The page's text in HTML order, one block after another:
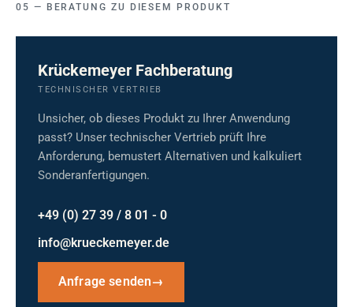
BERATUNG ZU DIESEM PRODUKT
Krückemeyer Fachberatung
TECHNISCHER VERTRIEB
Unsicher, ob dieses Produkt zu Ihrer Anwendung
passt? Unser technischer Vertrieb prüft Ihre
Anforderung, bemustert Alternativen und kalkuliert
Sonderanfertigungen.
+49 (0) 27 39 / 8 01 - 0
info@krueckemeyer.de
Anfrage senden→